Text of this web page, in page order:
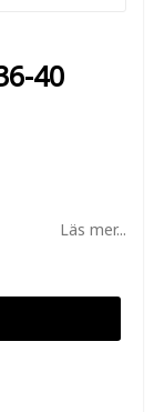
40
Läs mer...